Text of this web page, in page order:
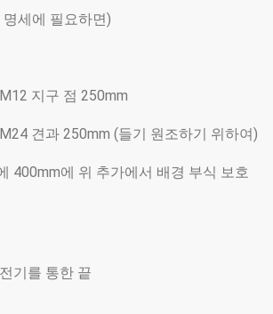
세에 필요하면)
지구 점 250mm
견과 250mm (들기 원조하기 위하여)
400mm에 위 추가에서 배경 부식 보호
기를 통한 끝